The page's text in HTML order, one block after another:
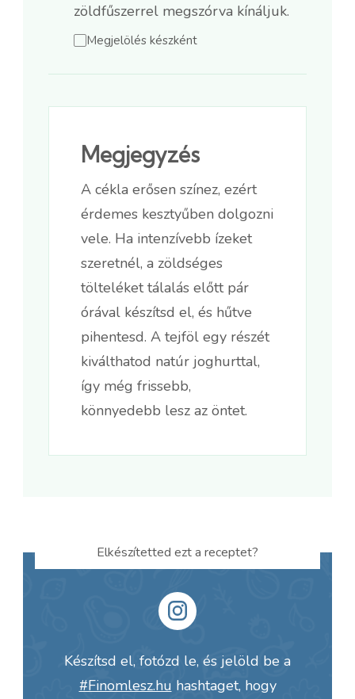
zöldfűszerrel megszórva kínáljuk.
Megjelölés készként
Megjegyzés
A cékla erősen színez, ezért
érdemes kesztyűben dolgozni
vele. Ha intenzívebb ízeket
szeretnél, a zöldséges
tölteléket tálalás előtt pár
órával készítsd el, és hűtve
pihentesd. A tejföl egy részét
kiválthatod natúr joghurttal,
így még frissebb,
könnyedebb lesz az öntet.
Elkészítetted ezt a receptet?
Készítsd el, fotózd le, és jelöld be a
#Finomlesz.hu hashtaget, hogy